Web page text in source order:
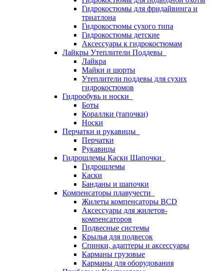
Гидрокостюмы для фридайвинга и
триатлона
Гидрокостюмы сухого типа
Гидрокостюмы детские
Аксессуары к гидрокостюмам
Лайкры Утеплители Поддевы
Лайкра
Майки и шорты
Утеплители поддевы для сухих
гидрокостюмов
Гидрообувь и носки
Боты
Кораллки (тапочки)
Носки
Перчатки и рукавицы
Перчатки
Рукавицы
Гидрошлемы Каски Шапочки
Гидрошлемы
Каски
Банданы и шапочки
Компенсаторы плавучести
Жилеты компенсаторы BCD
Аксессуары для жилетов-
компенсаторов
Подвесные системы
Крылья для подвесок
Спинки, адаптеры и аксессуары
Карманы грузовые
Карманы для оборудования